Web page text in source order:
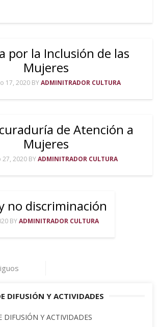
por la Inclusión de las
Mujeres
17, 2020 BYADMINITRADOR CULTURA
de Atención a
Mujeres
27, 2020 BY ADMINITRADOR CULTURA
no discriminación
BY ADMINITRADOR CULTURA
DIFUSIÓN Y ACTIVIDADES
DIFUSIÓN Y ACTIVIDADES